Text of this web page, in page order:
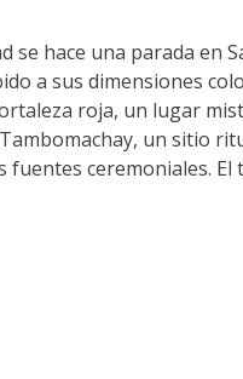
se hace una parada en
a sus dimensiones
roja, un lugar
un sitio
ceremoniales.